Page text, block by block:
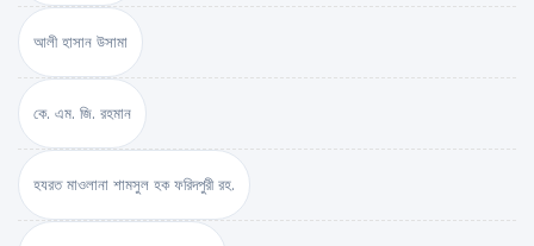
আলী হাসান উসামা
কে. এম. জি. রহমান
হযরত মাওলানা শামসুল হক ফরিদপুরী রহ.